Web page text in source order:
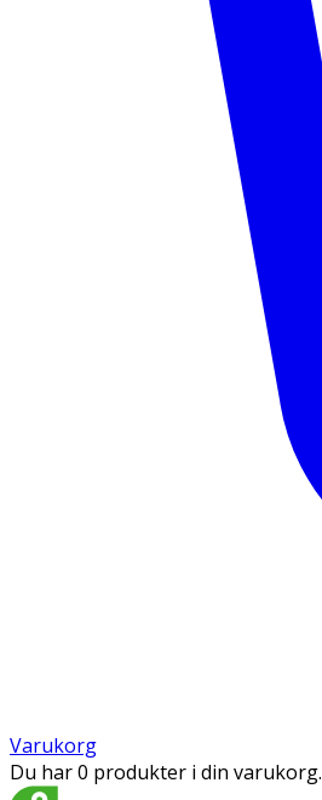
Varukorg
Du har 0 produkter i din varukorg.